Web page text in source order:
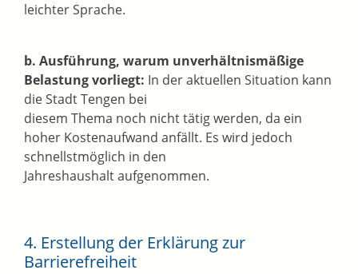
leichter Sprache.
b. Ausführung, warum unverhältnismäßige
Belastung vorliegt: In der aktuellen Situation kann
die Stadt Tengen bei
diesem Thema noch nicht tätig werden, da ein
hoher Kostenaufwand anfällt. Es wird jedoch
schnellstmöglich in den
Jahreshaushalt aufgenommen.
4. Erstellung der Erklärung zur
Barrierefreiheit